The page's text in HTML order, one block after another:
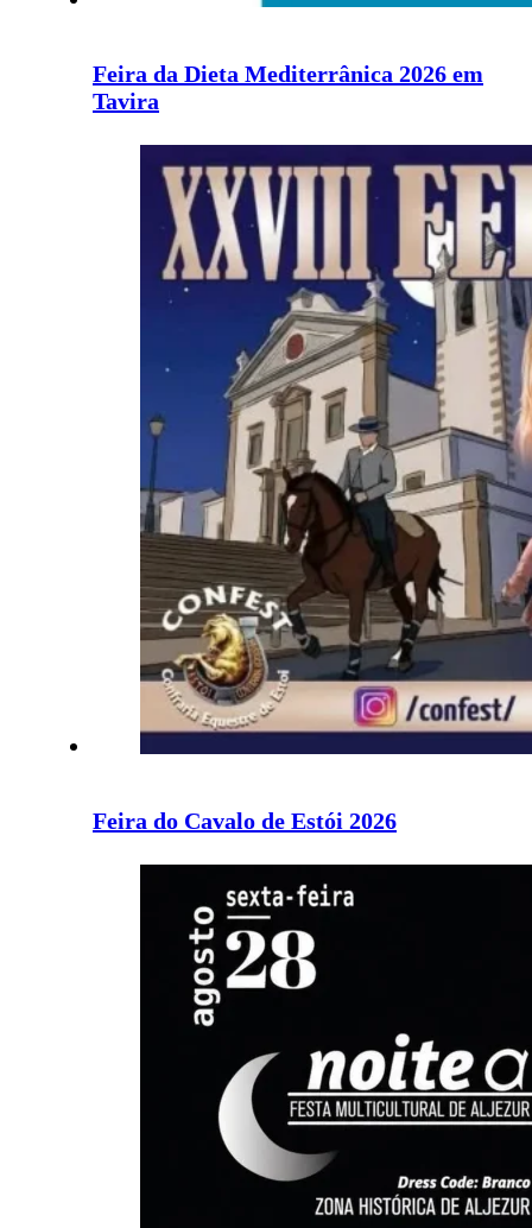
Feira da Dieta Mediterrânica 2026 em
Tavira
Feira do Cavalo de Estói 2026